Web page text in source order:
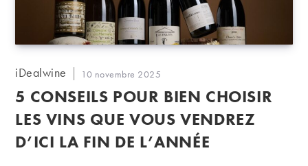
Auteur/autrice
la
publication :
iDealwine
Publication
publiée :
10 novembre 2025
5 CONSEILS POUR BIEN CHOISIR
LES VINS QUE VOUS VENDREZ
D’ICI LA FIN DE L’ANNÉE